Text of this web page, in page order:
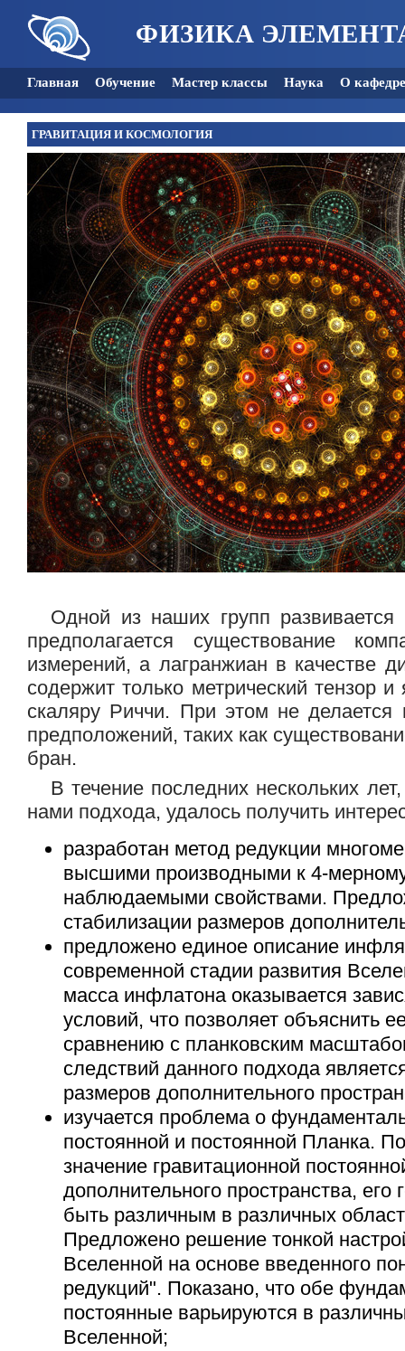
ФИЗИКА
Главная Обучение Мастер классы Наука О кафедре
ГРАВИТАЦИЯ И КОСМОЛОГИЯ
Одной из наших групп
предполагается существование
измерений, а лагранжиан в качестве
содержит только метрический тензор
скаляру Риччи. При этом не делается
предположений, таких как
бран.
В течение последних нескольких
нами подхода, удалось получить
разработан метод редукции
высшими производными к 4-
наблюдаемыми свойствами.
стабилизации размеров
предложено единое описание
современной стадии развития
масса инфлатона оказывается
условий, что позволяет объяснить
сравнению с планковским
следствий данного подхода
размеров дополнительного
изучается проблема о
постоянной и постоянной Планка.
значение гравитационной
дополнительного пространства, его
быть различным в различных
Предложено решение тонкой
Вселенной на основе введенного
редукций". Показано, что обе
постоянные варьируются в
Вселенной;